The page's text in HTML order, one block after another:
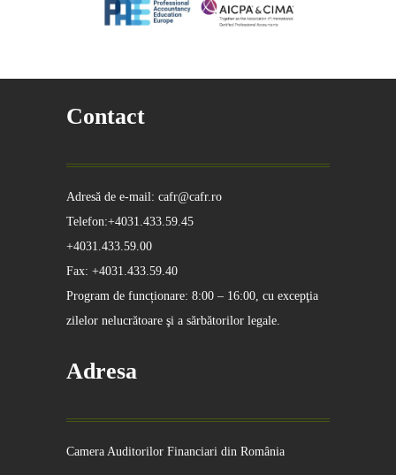
Contact
Adresă de e-mail: cafr@cafr.ro
Telefon:+4031.433.59.45
+4031.433.59.00
Fax: +4031.433.59.40
Program de funcționare: 8:00 – 16:00, cu excepţia
zilelor nelucrătoare şi a sărbătorilor legale.
Adresa
Camera Auditorilor Financiari din România